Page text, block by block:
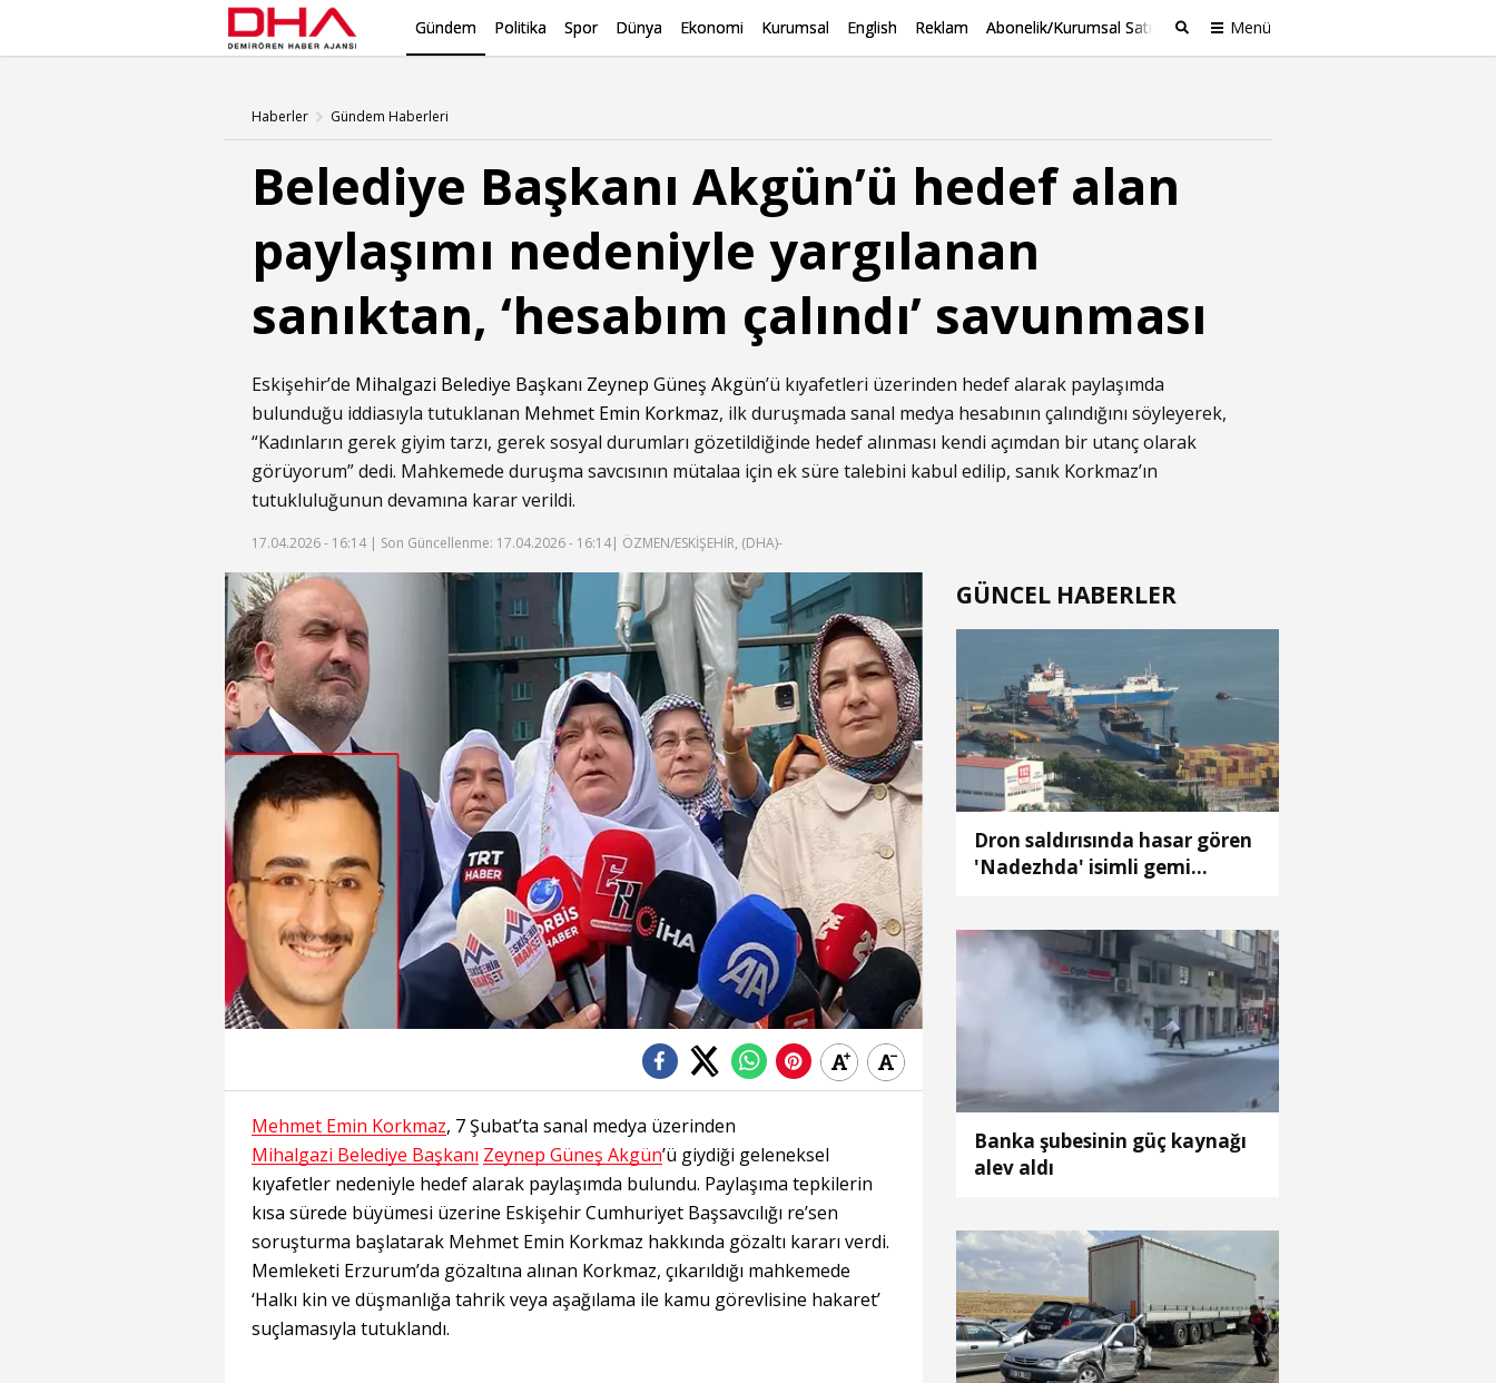
Gündem Politika Spor Dünya Ekonomi Kurumsal English Reklam Abonelik/Kurumsal Satış Menü
Haberler Gündem Haberleri
Belediye Başkanı Akgün’ü hedef alan
paylaşımı nedeniyle yargılanan
sanıktan, ‘hesabım çalındı’ savunması
Eskişehir’de Mihalgazi Belediye Başkanı Zeynep Güneş Akgün’ü kıyafetleri üzerinden hedef alarak paylaşımda
bulunduğu iddiasıyla tutuklanan Mehmet Emin Korkmaz, ilk duruşmada sanal medya hesabının çalındığını söyleyerek,
“Kadınların gerek giyim tarzı, gerek sosyal durumları gözetildiğinde hedef alınması kendi açımdan bir utanç olarak
görüyorum” dedi. Mahkemede duruşma savcısının mütalaa için ek süre talebini kabul edilip, sanık Korkmaz’ın
tutukluluğunun devamına karar verildi.
17.04.2026 - 16:14 | Son Güncellenme: 17.04.2026 - 16:14| ÖZMEN/ESKİŞEHİR, (DHA)-
Mehmet Emin Korkmaz, 7 Şubat’ta sanal medya üzerinden
Mihalgazi Belediye Başkanı Zeynep Güneş Akgün’ü giydiği geleneksel
kıyafetler nedeniyle hedef alarak paylaşımda bulundu. Paylaşıma tepkilerin
kısa sürede büyümesi üzerine Eskişehir Cumhuriyet Başsavcılığı re’sen
soruşturma başlatarak Mehmet Emin Korkmaz hakkında gözaltı kararı verdi.
Memleketi Erzurum’da gözaltına alınan Korkmaz, çıkarıldığı mahkemede
‘Halkı kin ve düşmanlığa tahrik veya aşağılama ile kamu görevlisine hakaret’
suçlamasıyla tutuklandı.
GÜNCEL HABERLER
Dron saldırısında hasar gören
'Nadezhda' isimli gemi
Banka şubesinin güç kaynağı
alev aldı